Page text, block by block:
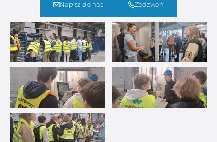
Napisz do nas Zadzwoń